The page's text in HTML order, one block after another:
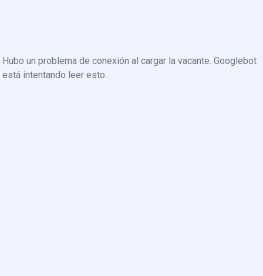
Hubo un problema de conexión al cargar la vacante. Googlebot
está intentando leer esto.